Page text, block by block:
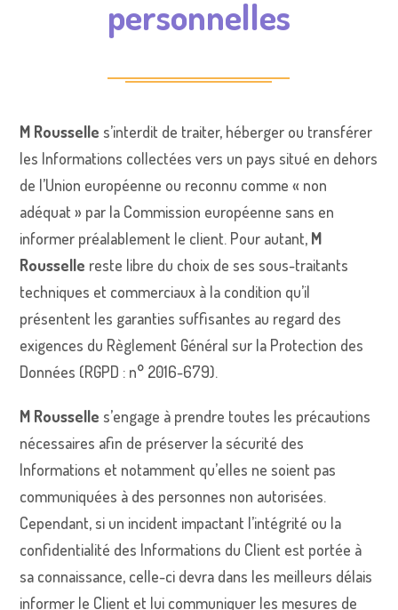
personnelles
M Rousselle s’interdit de traiter, héberger ou transférer
les Informations collectées vers un pays situé en dehors
de l’Union européenne ou reconnu comme « non
adéquat » par la Commission européenne sans en
informer préalablement le client. Pour autant, M
Rousselle reste libre du choix de ses sous-traitants
techniques et commerciaux à la condition qu’il
présentent les garanties suffisantes au regard des
exigences du Règlement Général sur la Protection des
Données (RGPD : n° 2016-679).
M Rousselle s’engage à prendre toutes les précautions
nécessaires afin de préserver la sécurité des
Informations et notamment qu’elles ne soient pas
communiquées à des personnes non autorisées.
Cependant, si un incident impactant l’intégrité ou la
confidentialité des Informations du Client est portée à
sa connaissance, celle-ci devra dans les meilleurs délais
informer le Client et lui communiquer les mesures de